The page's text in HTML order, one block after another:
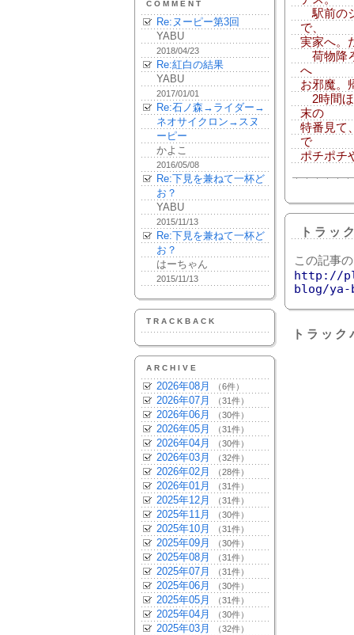
COMMENT
Re:ヌーピー第3回
YABU
2018/04/23
Re:紅白の結果
YABU
2017/01/01
Re:石ノ森→ライダー→
ネオサイクロン→スヌ
ーピー
かよこ
2016/05/08
Re:下見を兼ねて一杯ど
お？
YABU
2015/11/13
Re:下見を兼ねて一杯ど
お？
はーちゃん
2015/11/13
TRACKBACK
ARCHIVE
2026年08月 （6件）
2026年07月 （31件）
2026年06月 （30件）
2026年05月 （31件）
2026年04月 （30件）
2026年03月 （32件）
2026年02月 （28件）
2026年01月 （31件）
2025年12月 （31件）
2025年11月 （30件）
2025年10月 （31件）
2025年09月 （30件）
2025年08月 （31件）
2025年07月 （31件）
2025年06月 （30件）
2025年05月 （31件）
2025年04月 （30件）
2025年03月 （32件）
駅前の
で、
実家へ。
荷物降
へ
お邪魔。
2時間ほ
末の
特番見て
で
ポチポチ
トラッ
この記事
http://
blog/ya-
トラッ